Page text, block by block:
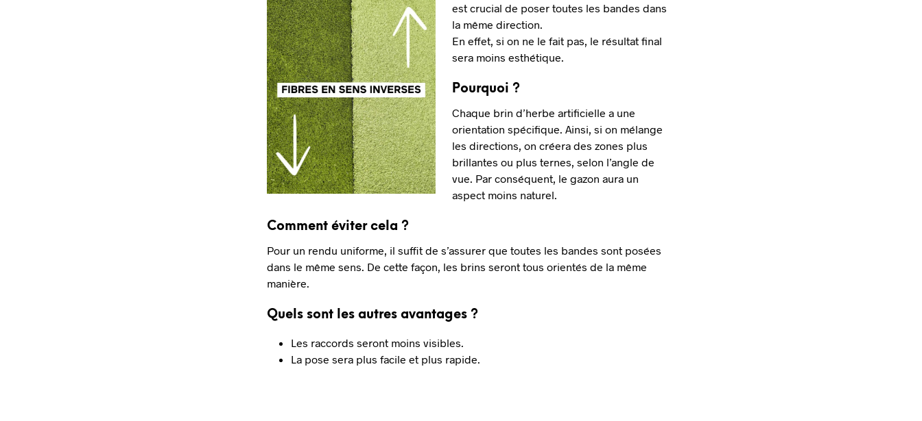
est crucial de poser toutes les bandes dans
la même direction.
En effet, si on ne le fait pas, le résultat final
sera moins esthétique.
Pourquoi ?
Chaque brin d’herbe artificielle a une
orientation spécifique. Ainsi, si on mélange
les directions, on créera des zones plus
brillantes ou plus ternes, selon l’angle de
vue. Par conséquent, le gazon aura un
aspect moins naturel.
Comment éviter cela ?
Pour un rendu uniforme, il suffit de s’assurer que toutes les bandes sont posées
dans le même sens. De cette façon, les brins seront tous orientés de la même
manière.
Quels sont les autres avantages ?
Les raccords seront moins visibles.
La pose sera plus facile et plus rapide.